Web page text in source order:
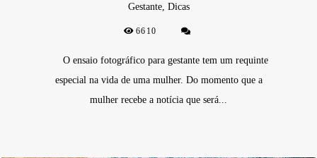
Gestante, Dicas
6610
O ensaio fotográfico para gestante tem um requinte
especial na vida de uma mulher. Do momento que a
mulher recebe a notícia que será...